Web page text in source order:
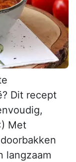
Dit recept
Met
langzaam